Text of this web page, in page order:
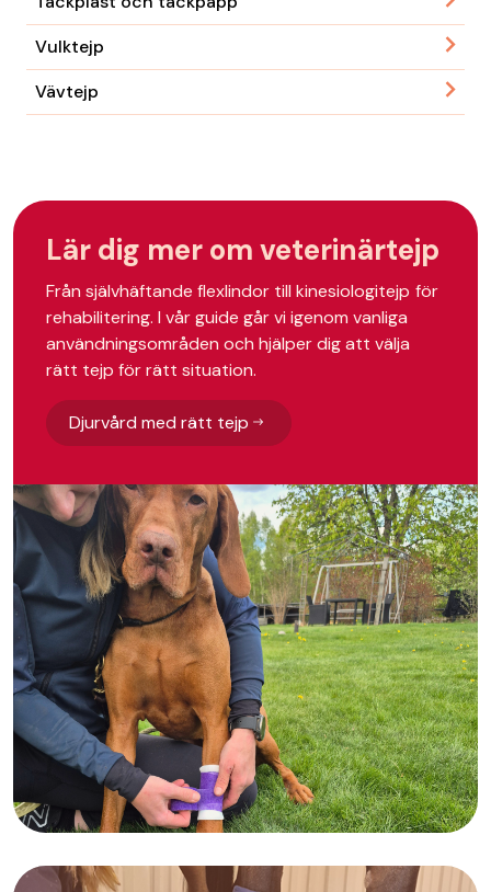
Vulktejp
Vävtejp
Lär dig mer om veterinärtejp
Från självhäftande flexlindor till kinesiologitejp för
rehabilitering. I vår guide går vi igenom vanliga
användningsområden och hjälper dig att välja
rätt tejp för rätt situation.
Djurvård med rätt tejp